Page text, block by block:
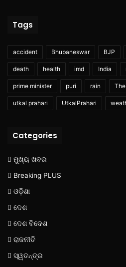
Tags
accident Bhubaneswar BJP
death health imd India
prime minister puri rain
utkal prahari UtkalPrahari
Categories
ମୁଖ୍ୟ ଖବର
Breaking PLUS
ଓଡ଼ିଶା
ଦେଶ
ଦେଶ ବିଦେଶ
ରାଜନୀତି
ସ୍ୱତନ୍ତ୍ର